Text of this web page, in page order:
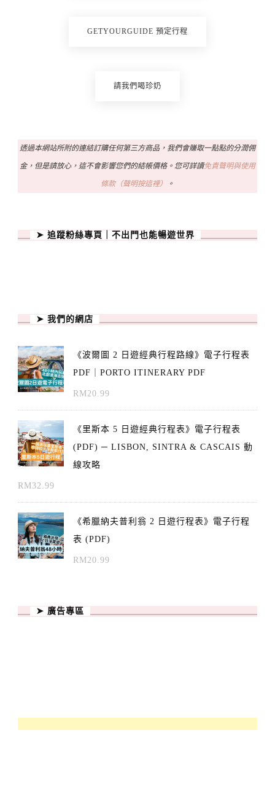
GETYOURGUIDE 預定行程
請我們喝珍奶
透過本網站所附的連結訂購任何第三方商品，我們會賺取一點點的分潤佣
金，但是請放心，這不會影響您們的結帳價格。您可詳讀免責聲明與使用
條款（聲明按這裡） 。
➤ 追蹤粉絲專頁｜不出門也能暢遊世界
➤ 我們的網店
《波爾圖 2 日遊經典行程路線》電子行程表
PDF｜PORTO ITINERARY PDF
RM20.99
《里斯本 5 日遊經典行程表》電子行程表
(PDF) ─ LISBON, SINTRA & CASCAIS 動
線攻略
RM32.99
《希臘納夫普利翁 2 日遊行程表》電子行程
表 (PDF)
RM20.99
➤ 廣告專區